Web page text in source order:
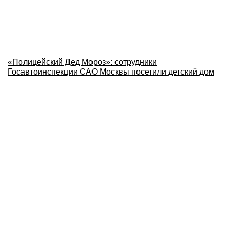
«Полицейский Дед Мороз»: сотрудники
Госавтоинспекции САО Москвы посетили детский дом